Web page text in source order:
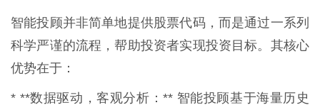
智能投顾并非简单地提供股票代码，而是通过一系列
科学严谨的流程，帮助投资者实现投资目标。其核心
优势在于：
* **数据驱动，客观分析：** 智能投顾基于海量历史